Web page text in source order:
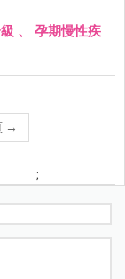
、 孕期慢性疾
→
;